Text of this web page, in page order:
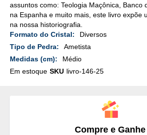
assuntos como: Teologia Maçônica, Banco
na Espanha e muito mais, este livro expõe
na nossa historiografia.
Mais
Detalhes
Diversos
Ametista
Médio
Em estoque SKU livro-146-25
Compre e Ganhe